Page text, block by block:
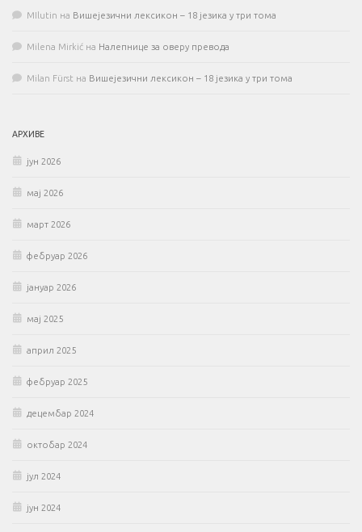
MIlutin на Вишејезични лексикон – 18 језика у три тома
Milena Mirkić на Налепнице за оверу превода
Milan Fürst на Вишејезични лексикон – 18 језика у три тома
АРХИВЕ
јун 2026
мај 2026
март 2026
фебруар 2026
јануар 2026
мај 2025
април 2025
фебруар 2025
децембар 2024
октобар 2024
јул 2024
јун 2024